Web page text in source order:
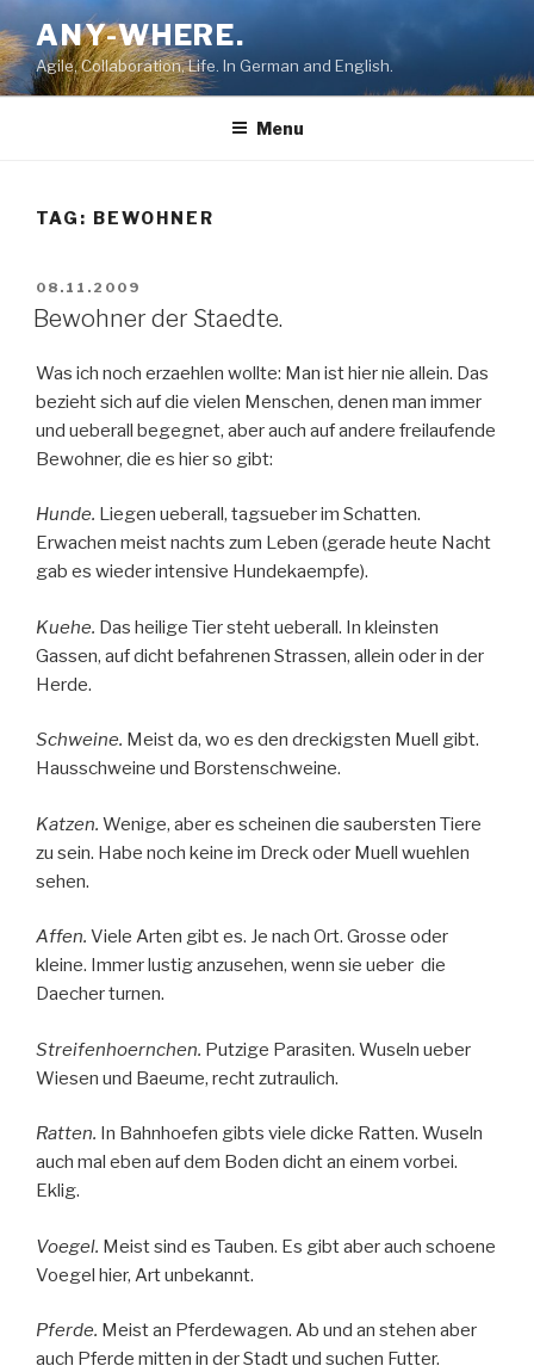
Skip
to
content
ANY-WHERE.
Agile, Collaboration, Life. In German and English.
Menu
TAG: BEWOHNER
POSTED
ON
08.11.2009
Bewohner der Staedte.
Was ich noch erzaehlen wollte: Man ist hier nie allein. Das
bezieht sich auf die vielen Menschen, denen man immer
und ueberall begegnet, aber auch auf andere freilaufende
Bewohner, die es hier so gibt:
Hunde. Liegen ueberall, tagsueber im Schatten.
Erwachen meist nachts zum Leben (gerade heute Nacht
gab es wieder intensive Hundekaempfe).
Kuehe. Das heilige Tier steht ueberall. In kleinsten
Gassen, auf dicht befahrenen Strassen, allein oder in der
Herde.
Schweine. Meist da, wo es den dreckigsten Muell gibt.
Hausschweine und Borstenschweine.
Katzen. Wenige, aber es scheinen die saubersten Tiere
zu sein. Habe noch keine im Dreck oder Muell wuehlen
sehen.
Affen. Viele Arten gibt es. Je nach Ort. Grosse oder
kleine. Immer lustig anzusehen, wenn sie ueber die
Daecher turnen.
Streifenhoernchen. Putzige Parasiten. Wuseln ueber
Wiesen und Baeume, recht zutraulich.
Ratten. In Bahnhoefen gibts viele dicke Ratten. Wuseln
auch mal eben auf dem Boden dicht an einem vorbei.
Eklig.
Voegel. Meist sind es Tauben. Es gibt aber auch schoene
Voegel hier, Art unbekannt.
Pferde. Meist an Pferdewagen. Ab und an stehen aber
auch Pferde mitten in der Stadt und suchen Futter.